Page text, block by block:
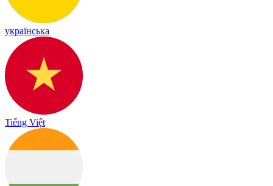
українська
Tiếng Việt